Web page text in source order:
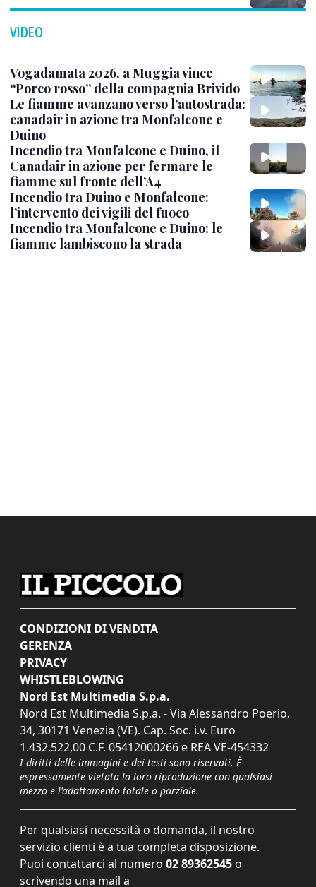
VIDEO
Vogadamata 2026, a Muggia vince
“Porco rosso” della compagnia Brivido
Le fiamme avanzano verso l’autostrada:
canadair in azione tra Monfalcone e
Duino
Incendio tra Monfalcone e Duino, il
Canadair in azione per fermare le
fiamme sul fronte dell’A4
Incendio tra Duino e Monfalcone:
l’intervento dei vigili del fuoco
Incendio tra Monfalcone e Duino: le
fiamme lambiscono la strada
CONDIZIONI DI VENDITA
GERENZA
PRIVACY
WHISTLEBLOWING
Nord Est Multimedia S.p.a.
Nord Est Multimedia S.p.a. - Via Alessandro Poerio,
34, 30171 Venezia (VE). Cap. Soc. i.v. Euro
1.432.522,00 C.F. 05412000266 e REA VE-454332
I diritti delle immagini e dei testi sono riservati. È
espressamente vietata la loro riproduzione con qualsiasi
mezzo e l'adattamento totale o parziale.
Per qualsiasi necessità o domanda, il nostro
servizio clienti è a tua completa disposizione.
Puoi contattarci al numero 02 89362545 o
scrivendo una mail a